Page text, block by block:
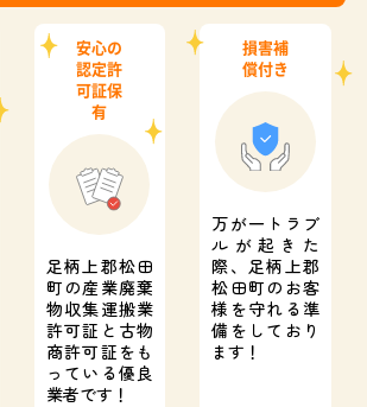
安心の
認定許
可証保
有
足柄上郡松田
町の産業廃棄
物収集運搬業
許可証と 古物
商許可証をも
っている優良
業者です！
損害補
償付き
万が一トラブ
ルが起きた
際、 足柄上郡
松田町のお客
様を守れる準
備をしており
ます！